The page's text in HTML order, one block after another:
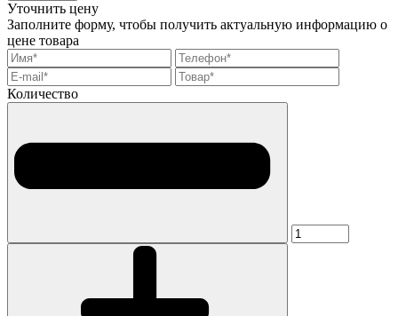
Уточнить цену
Заполните форму, чтобы получить актуальную информацию о
цене товара
Количество